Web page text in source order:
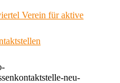
Verein für aktive
neu-